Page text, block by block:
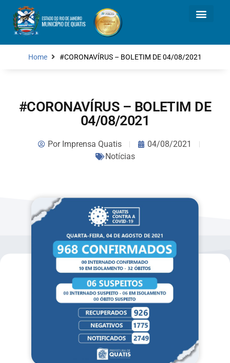
Home #CORONAVÍRUS – BOLETIM DE 04/08/2021
#CORONAVÍRUS – BOLETIM DE
04/08/2021
PorImprensa Quatis
04/08/2021
Notícias